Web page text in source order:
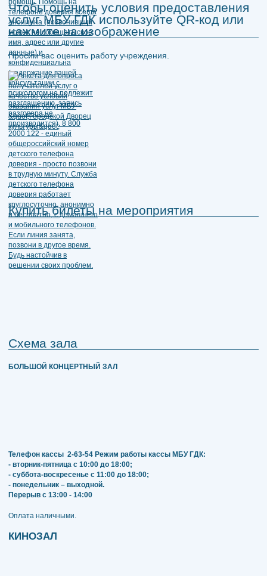
Чтобы оценить условия предоставления
услуг МБУ ГДК используйте QR-код или
нажмите на изображение
Просим вас оценить работу учреждения.
Купить билеты на мероприятия
Схема зала
БОЛЬШОЙ КОНЦЕРТНЫЙ ЗАЛ
Телефон кассы 2-63-54 Режим работы кассы МБУ ГДК:
- вторник-пятница с 10:00 до 18:00;
- суббота-воскресенье с 11:00 до 18:00;
- понедельник – выходной.
Перерыв с 13:00 - 14:00
​​​​​​​Оплата наличными.
КИНОЗАЛ